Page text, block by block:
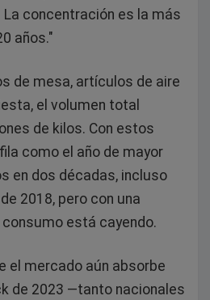
concentración es la más
años."
de mesa, artículos de aire
el volumen total
de kilos. Con estos
como el año de mayor
en dos décadas, incluso
2018, pero con una
está cayendo.
el mercado aún absorbe
de 2023 —tanto nacionales